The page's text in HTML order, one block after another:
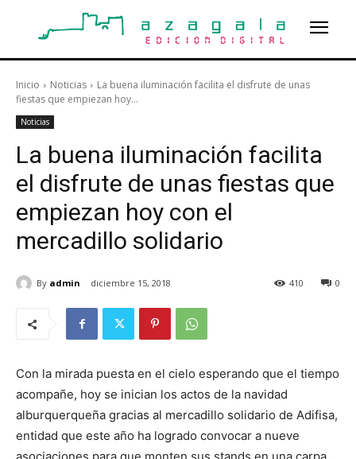
Inicio Noticias
La buena iluminación facilita el disfrute de unas
fiestas que empiezan hoy...
Noticias
La buena iluminación facilita
el disfrute de unas fiestas que
empiezan hoy con el
mercadillo solidario
By admin diciembre 15, 2018 0
410
Con la mirada puesta en el cielo esperando que el tiempo
acompañe, hoy se inician los actos de la navidad
alburquerqueña gracias al mercadillo solidario de Adifisa,
entidad que este año ha logrado convocar a nueve